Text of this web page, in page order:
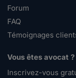
Forum
FAQ
Témoignages
Vous êtes avocat ?
Inscrivez-vous